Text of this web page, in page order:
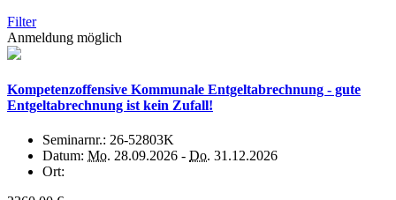
Filter
Anmeldung möglich
Kompetenzoffensive Kommunale Entgeltabrechnung - gute
Entgeltabrechnung ist kein Zufall!
Seminarnr.: 26-52803K
Datum: Mo. 28.09.2026 - Do. 31.12.2026
Ort: